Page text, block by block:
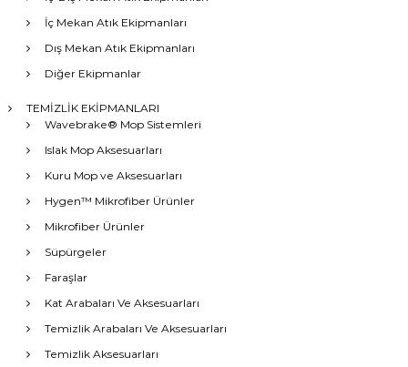
İç Mekan Atık Ekipmanları
Dış Mekan Atık Ekipmanları
Diğer Ekipmanlar
TEMİZLİK EKİPMANLARI
Wavebrake® Mop Sistemleri
Islak Mop Aksesuarları
Kuru Mop ve Aksesuarları
Hygen™ Mikrofiber Ürünler
Mikrofiber Ürünler
Süpürgeler
Faraşlar
Kat Arabaları Ve Aksesuarları
Temizlik Arabaları Ve Aksesuarları
Temizlik Aksesuarları